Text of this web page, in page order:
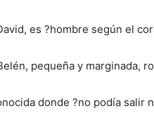
es ?hombre según el
pequeña y marginada,
donde ?no podía salir